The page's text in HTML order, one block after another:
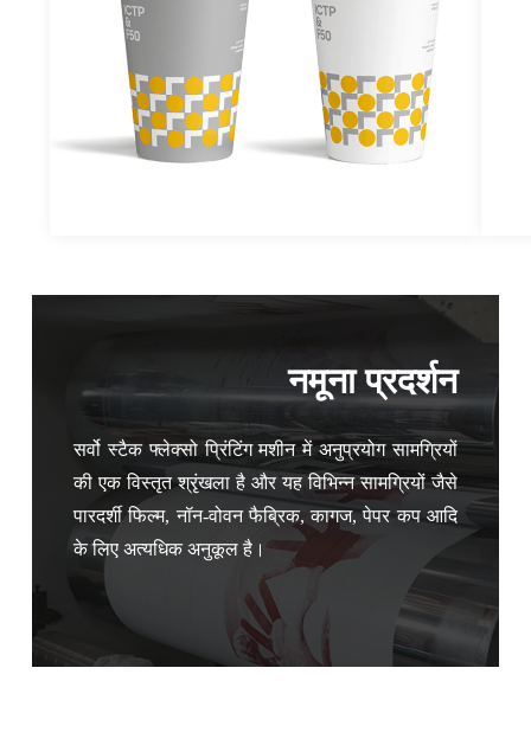
नमूना प्रदर्शन
सर्वो स्टैक फ्लेक्सो प्रिंटिंग मशीन में अनुप्रयोग सामग्रियों
की एक विस्तृत श्रृंखला है और यह विभिन्न सामग्रियों जैसे
पारदर्शी फिल्म, नॉन-वोवन फैब्रिक, कागज, पेपर कप आदि
के लिए अत्यधिक अनुकूल है।